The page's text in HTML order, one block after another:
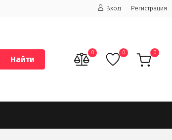
Вход Регистрация
Найти
0 0 0